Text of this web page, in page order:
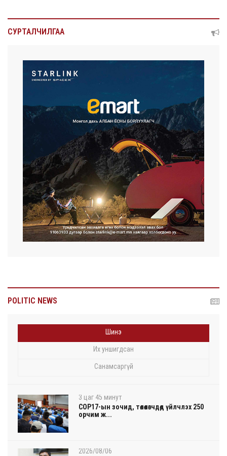
СУРТАЛЧИЛГАА
POLITIC NEWS
Шинэ
Их уншигдсан
Санамсаргүй
3 цаг 45 минут
COP17-ын зочид, төлөөлөгчдөд үйлчлэх 250
орчим ж...
2026/08/06